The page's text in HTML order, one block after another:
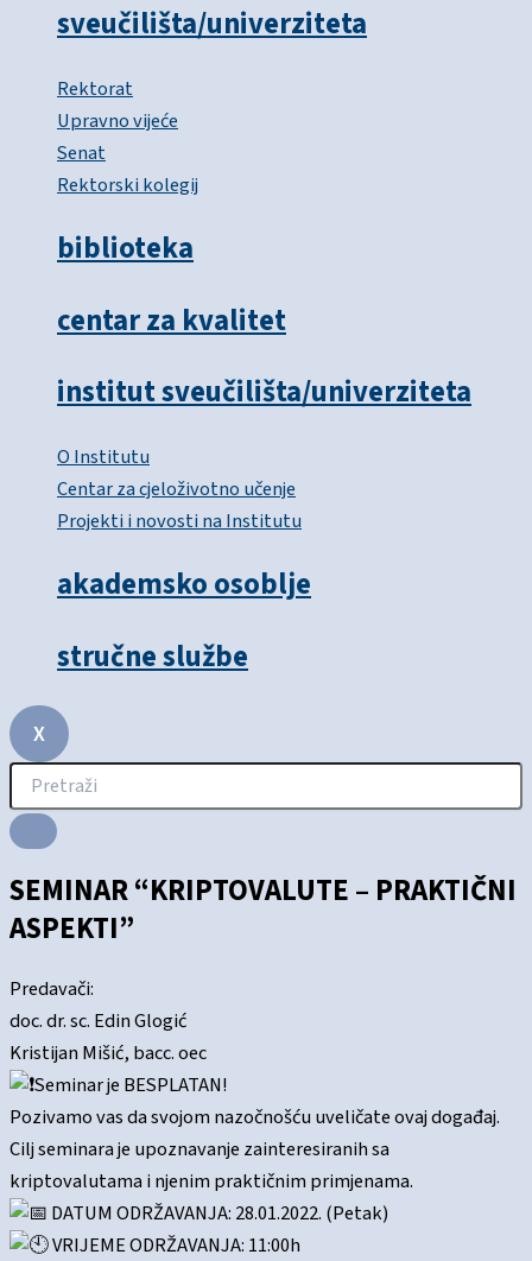
sveučilišta/univerziteta
Rektorat
Upravno vijeće
Senat
Rektorski kolegij
biblioteka
centar za kvalitet
institut sveučilišta/univerziteta
O Institutu
Centar za cjeloživotno učenje
Projekti i novosti na Institutu
akademsko osoblje
stručne službe
X
SEMINAR “KRIPTOVALUTE – PRAKTIČNI
ASPEKTI”
Predavači:
doc. dr. sc. Edin Glogić
Kristijan Mišić, bacc. oec
Seminar je BESPLATAN!
Pozivamo vas da svojom nazočnošću uveličate ovaj događaj.
Cilj seminara je upoznavanje zainteresiranih sa
kriptovalutama i njenim praktičnim primjenama.
DATUM ODRŽAVANJA: 28.01.2022. (Petak)
VRIJEME ODRŽAVANJA: 11:00h